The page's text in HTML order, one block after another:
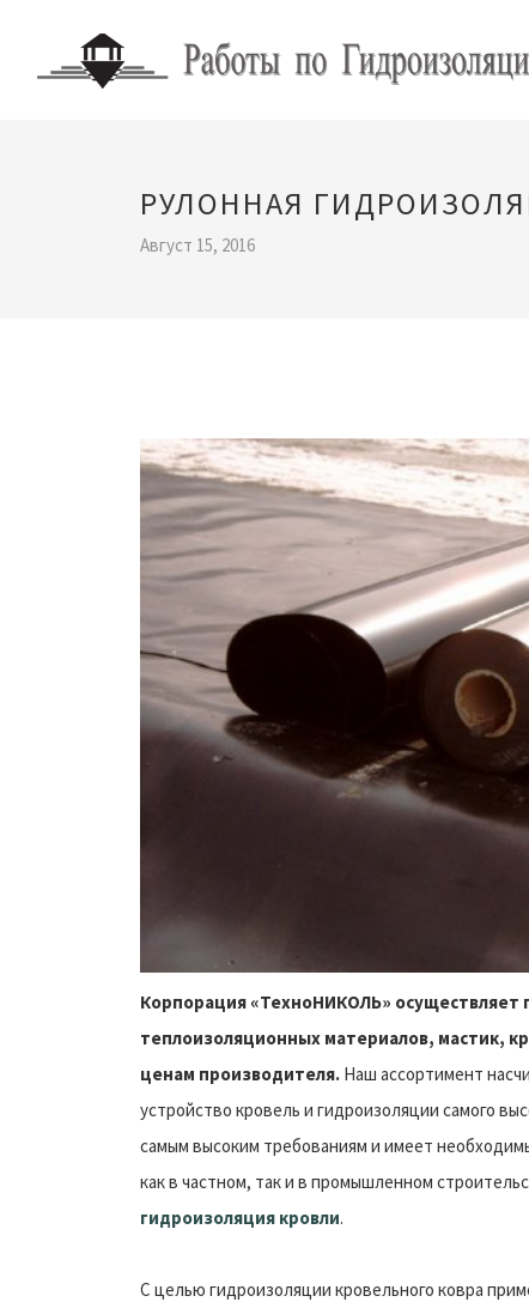
РУЛОННАЯ
Август 15, 2016
Корпорация «ТехноНИКОЛЬ» осуществляет
теплоизоляционных материалов, мастик,
ценам производителя. Наш ассортимент
устройство кровель и гидроизоляции самого
самым высоким требованиям и имеет
как в частном, так и в промышленном
гидроизоляция кровли.
С целью гидроизоляции кровельного ковра